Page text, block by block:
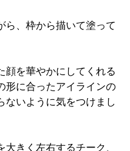
ら、枠から描いて塗って
顔を華やかにしてくれる
形に合ったアイラインの
ないように気をつけまし
きく左右するチーク、